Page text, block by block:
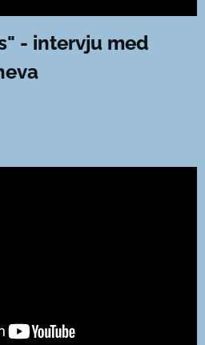
- intervju med